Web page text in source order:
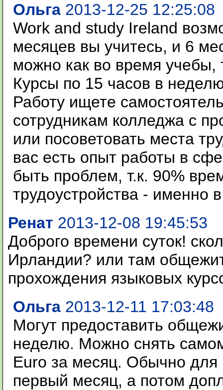
Ольга 2013-12-25 12:25:08
Work and study Ireland
месяцев вы учитесь, и 6
можно как во время учебы,
Курсы по 15 часов в
Работу ищете
сотрудникам колледжа с
или посоветовать места
вас есть опыт работы в
быть проблем, т.к. 90%
трудоустройства - именно
Ренат 2013-12-08 19:45:53
Доброго времени суток!
Ирландии? или там
прохождения языковых
Ольга 2013-12-11 17:03:48
Могут предоставить
неделю. Можно снять
Euro за месяц. Обычно для
первый месяц, а потом